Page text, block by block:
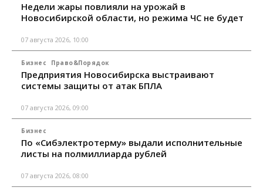
Недели жары повлияли на урожай в
Новосибирской области, но режима ЧС не будет
07 августа 2026, 10:00
Бизнес Право&Порядок
Предприятия Новосибирска выстраивают
системы защиты от атак БПЛА
07 августа 2026, 09:00
Бизнес
По «Сибэлектротерму» выдали исполнительные
листы на полмиллиарда рублей
07 августа 2026, 08:00